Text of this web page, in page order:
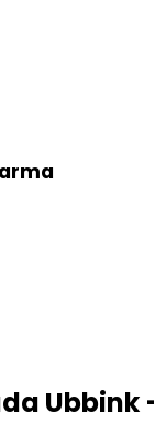
Ubbink